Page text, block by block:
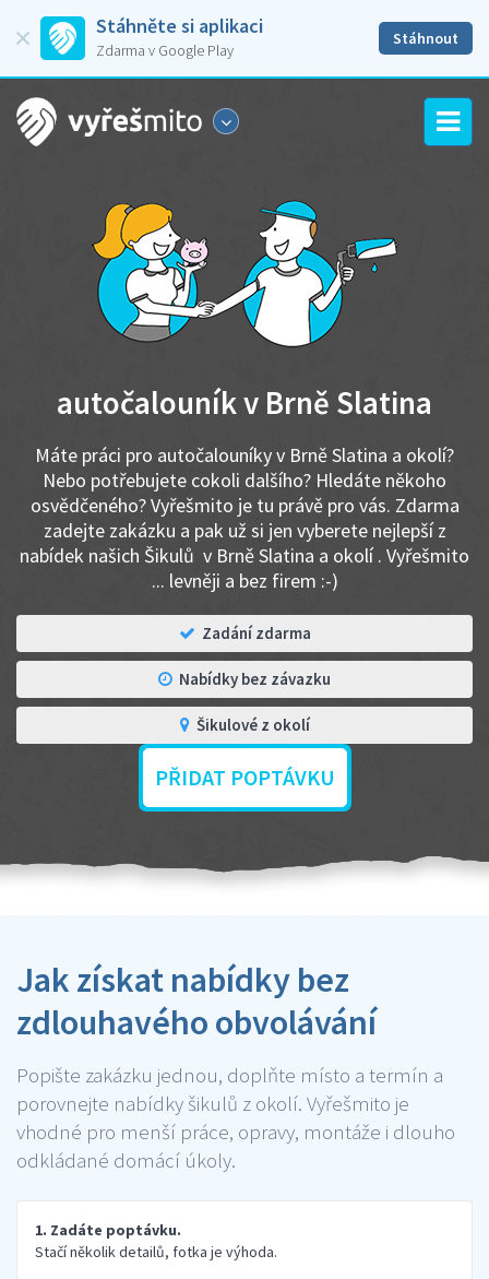
Stáhněte si aplikaci
Zdarma v Google Play
Stáhnout
autočalouník v Brně Slatina
Máte práci pro autočalouníky v Brně Slatina a okolí?
Nebo potřebujete cokoli dalšího? Hledáte někoho
osvědčeného? Vyřešmito je tu právě pro vás. Zdarma
zadejte zakázku a pak už si jen vyberete nejlepší z
nabídek našich Šikulů v Brně Slatina a okolí . Vyřešmito
... levněji a bez firem :-)
Zadání zdarma
Nabídky bez závazku
Šikulové z okolí
PŘIDAT POPTÁVKU
Jak získat nabídky bez
zdlouhavého obvolávání
Popište zakázku jednou, doplňte místo a termín a
porovnejte nabídky šikulů z okolí. Vyřešmito je
vhodné pro menší práce, opravy, montáže i dlouho
odkládané domácí úkoly.
1. Zadáte poptávku.
Stačí několik detailů, fotka je výhoda.